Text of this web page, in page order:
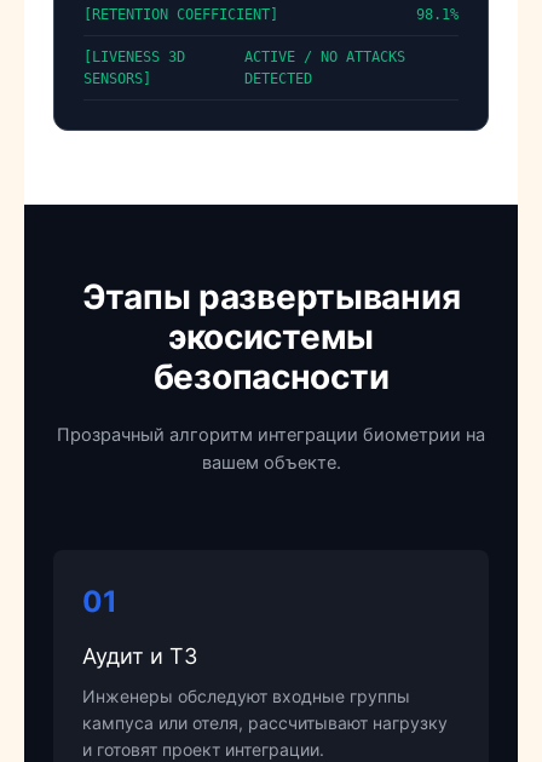
[RETENTION COEFFICIENT] 98.1%
[LIVENESS 3D
SENSORS]
ACTIVE / NO ATTACKS
DETECTED
Этапы развертывания
экосистемы
безопасности
Прозрачный алгоритм интеграции биометрии на
вашем объекте.
01
Аудит и ТЗ
Инженеры обследуют входные группы
кампуса или отеля, рассчитывают нагрузку
и готовят проект интеграции.